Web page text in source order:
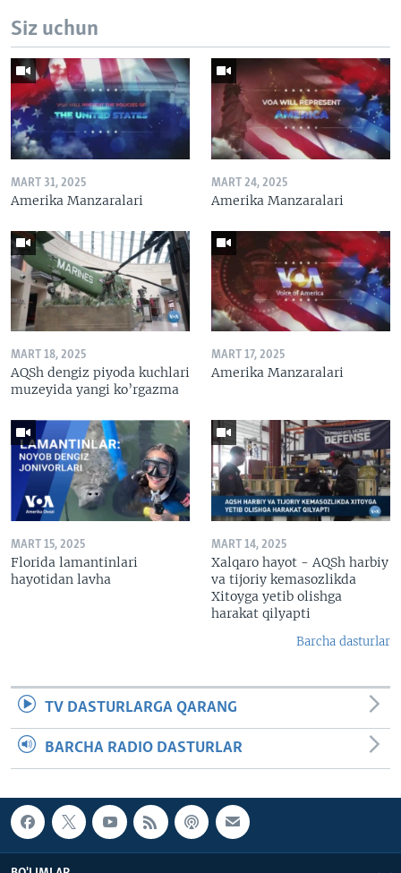
Siz uchun
MART 31, 2025
Amerika Manzaralari
MART 24, 2025
Amerika Manzaralari
MART 18, 2025
AQSh dengiz piyoda kuchlari
muzeyida yangi ko’rgazma
MART 17, 2025
Amerika Manzaralari
MART 15, 2025
Florida lamantinlari
hayotidan lavha
MART 14, 2025
Xalqaro hayot - AQSh harbiy
va tijoriy kemasozlikda
Xitoyga yetib olishga
harakat qilyapti
Barcha dasturlar
TV DASTURLARGA QARANG
BARCHA RADIO DASTURLAR